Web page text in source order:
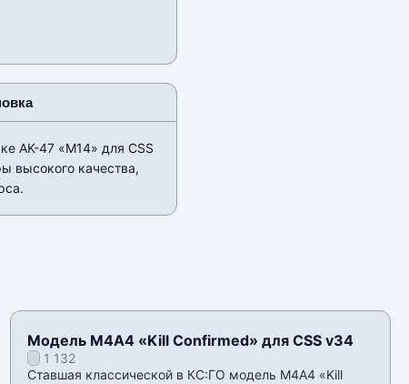
AK-47 «M14» для CSS
высокого качества,
Модель М4А4 «Kill Confirmed» для CSS v34
1 132
Ставшая классической в КС:ГО модель М4А4 «Kill